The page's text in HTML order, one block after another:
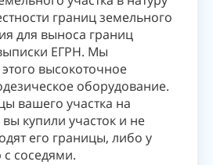
границ земельного
для выноса границ
ЕГРН. Мы
высокоточное
оборудование.
вашего участка на
купили участок и не
его границы, либо у
с соседями.